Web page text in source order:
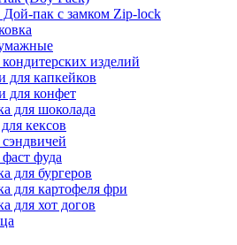
пак с замком Zip-lock
изделий
для капкейков
для конфет
для шоколада
кексов
фуда
для бургеров
для картофеля фри
для хот догов